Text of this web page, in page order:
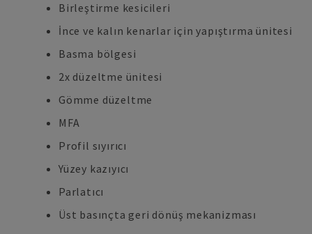
Birleştirme kesicileri
İnce ve kalın kenarlar için yapıştırma ünitesi
Basma bölgesi
2x düzeltme ünitesi
Gömme düzeltme
MFA
Profil sıyırıcı
Yüzey kazıyıcı
Parlatıcı
Üst basınçta geri dönüş mekanizması